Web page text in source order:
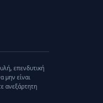
επενδυτική
μην είναι
ανεξάρτητη